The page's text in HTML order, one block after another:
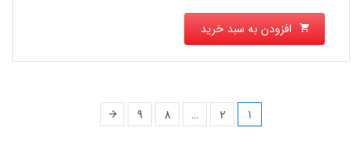
افزودن به سبد خرید
1
2
…
8
9